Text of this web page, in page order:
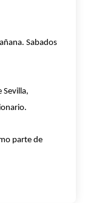
Sabados
Sevilla,
parte de